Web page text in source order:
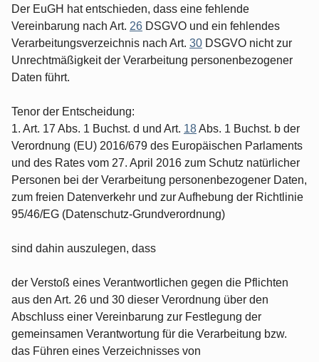
Der EuGH hat entschieden, dass eine fehlende
Vereinbarung nach Art. 26 DSGVO und ein fehlendes
Verarbeitungsverzeichnis nach Art. 30 DSGVO nicht zur
Unrechtmäßigkeit der Verarbeitung personenbezogener
Daten führt.
Tenor der Entscheidung:
1. Art. 17 Abs. 1 Buchst. d und Art. 18Abs. 1 Buchst. b der
Verordnung (EU) 2016/679 des Europäischen Parlaments
und des Rates vom 27. April 2016 zum Schutz natürlicher
Personen bei der Verarbeitung personenbezogener Daten,
zum freien Datenverkehr und zur Aufhebung der Richtlinie
95/46/EG (Datenschutz-Grundverordnung)
sind dahin auszulegen, dass
der Verstoß eines Verantwortlichen gegen die Pflichten
aus den Art. 26 und 30 dieser Verordnung über den
Abschluss einer Vereinbarung zur Festlegung der
gemeinsamen Verantwortung für die Verarbeitung bzw.
das Führen eines Verzeichnisses von